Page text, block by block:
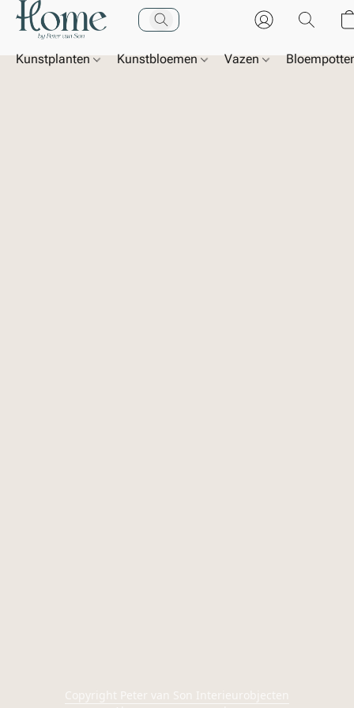
Kunstplanten Kunstbloemen Vazen
Copyright Peter van Son Interieurobjecten